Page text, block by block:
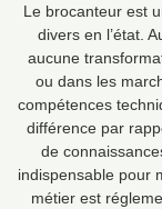
Le brocanteur est
divers en l’état.
aucune
ou dans les
compétences
différence par
de
indispensable pour
métier est